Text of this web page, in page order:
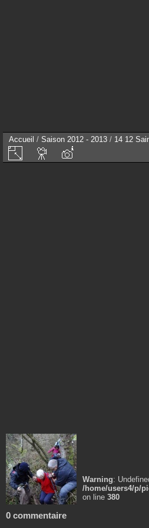
Accueil / Saison 2012 - 2013 / 14 12
Warning:
/home/users4/p/
on line 380
0 commentaire